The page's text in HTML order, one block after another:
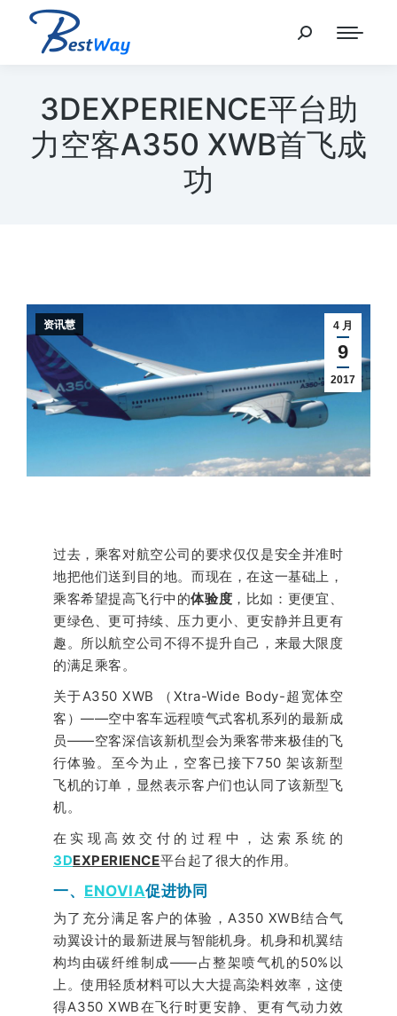
3DEXPERIENCE平台助
力空客A350 XWB首飞成
功
4 月
9
2017
资讯慧
过去，乘客对航空公司的要求仅仅是安全并准时
地把他们送到目的地。而现在，在这一基础上，
乘客希望提高飞行中的体验度 ，比如：更便宜、
更绿色、更可持续、压力更小、更安静并且更有
趣。所以航空公司不得不提升自己，来最大限度
的满足乘客。
关于A350 XWB （Xtra-Wide Body-超宽体空
客）——空中客车远程喷气式客机系列的最新成
员——空客深信该新机型会为乘客带来极佳的飞
行体验。至今为止，空客已接下750 架该新型
飞机的订单，显然表示客户们也认同了该新型飞
机。
在实现高效交付的过程中，达索系统的
3DEXPERIENCE平台起了很大的作用。
一、 ENOVIA促进协同
为了充分满足客户的体验，A350 XWB结合气
动翼设计的最新进展与智能机身。机身和机翼结
构均由碳纤维制成——占整架喷气机的50%以
上。使用轻质材料可以大大提高染料效率，这使
得A350 XWB在飞行时更安静、更有气动力效